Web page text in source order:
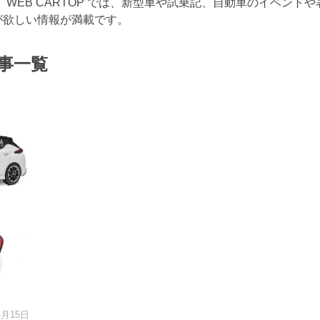
CARTOP では、新型車や試乗記、自動車のイベントや
しい情報が満載です。
一覧
15日